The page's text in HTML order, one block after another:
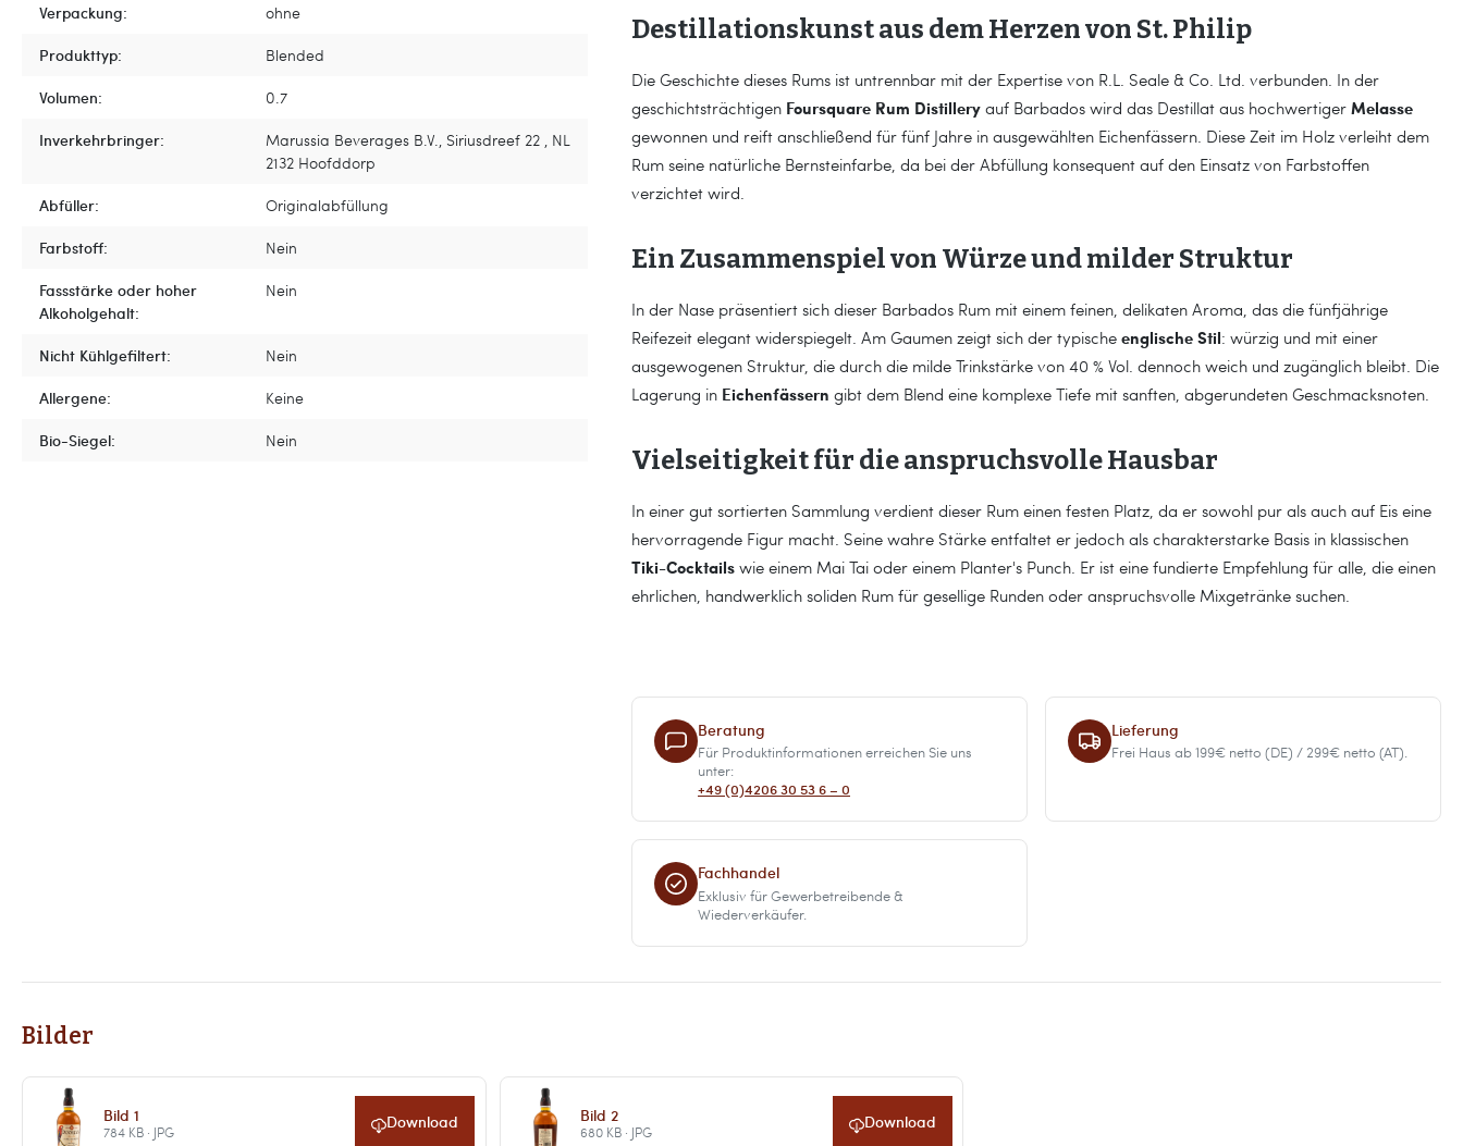
Verpackung:
ohne
Produkttyp:
Blended
Volumen:
0.7
Inverkehrbringer:
Marussia Beverages B.V., Siriusdreef 22 , NL
2132 Hoofddorp
Abfüller:
Originalabfüllung
Farbstoff:
Nein
Fassstärke oder hoher
Alkoholgehalt:
Nein
Nicht Kühlgefiltert:
Nein
Allergene:
Keine
Bio-Siegel:
Nein
Destillationskunst aus dem Herzen von St. Philip
Die Geschichte dieses Rums ist untrennbar mit der Expertise von R.L. Seale & Co. Ltd. verbunden. In der
geschichtsträchtigen Foursquare Rum Distillery auf Barbados wird das Destillat aus hochwertiger Melasse
gewonnen und reift anschließend für fünf Jahre in ausgewählten Eichenfässern. Diese Zeit im Holz verleiht dem
Rum seine natürliche Bernsteinfarbe, da bei der Abfüllung konsequent auf den Einsatz von Farbstoffen
verzichtet wird.
Ein Zusammenspiel von Würze und milder Struktur
In der Nase präsentiert sich dieser Barbados Rum mit einem feinen, delikaten Aroma, das die fünfjährige
Reifezeit elegant widerspiegelt. Am Gaumen zeigt sich der typische englische Stil: würzig und mit einer
ausgewogenen Struktur, die durch die milde Trinkstärke von 40 % Vol. dennoch weich und zugänglich bleibt. Die
Lagerung in Eichenfässern gibt dem Blend eine komplexe Tiefe mit sanften, abgerundeten Geschmacksnoten.
Vielseitigkeit für die anspruchsvolle Hausbar
In einer gut sortierten Sammlung verdient dieser Rum einen festen Platz, da er sowohl pur als auch auf Eis eine
hervorragende Figur macht. Seine wahre Stärke entfaltet er jedoch als charakterstarke Basis in klassischen
Tiki-Cocktails wie einem Mai Tai oder einem Planter's Punch. Er ist eine fundierte Empfehlung für alle, die einen
ehrlichen, handwerklich soliden Rum für gesellige Runden oder anspruchsvolle Mixgetränke suchen.
Beratung
Für Produktinformationen erreichen Sie uns
unter:
+49 (0)4206 30 53 6 – 0
Lieferung
Frei Haus ab 199€ netto (DE) / 299€ netto (AT).
Fachhandel
Exklusiv für Gewerbetreibende &
Wiederverkäufer.
Bilder
Bild 1
784 KB · JPG Download Bild 2
680 KB · JPG Download